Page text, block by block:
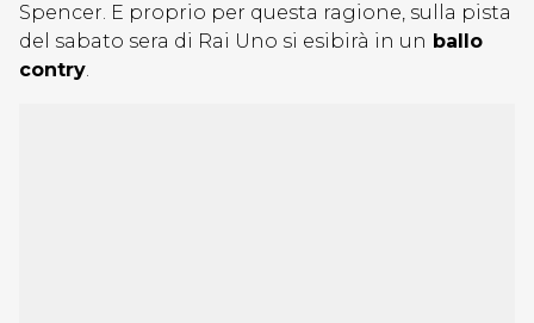
Spencer. E proprio per questa ragione, sulla pista
del sabato sera di Rai Uno si esibirà in un ballo
contry.